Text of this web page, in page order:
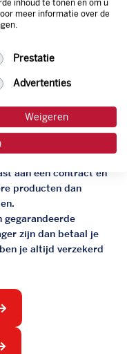
pas
tankpas van
alles bijhoudt.
je van het gemak
aan een contract en
producten dan
gegarandeerde
zijn dan betaal je
je altijd verzekerd
inhoud te tonen en om u
meer informatie over de
Prestatie
Advertenties
Weigeren